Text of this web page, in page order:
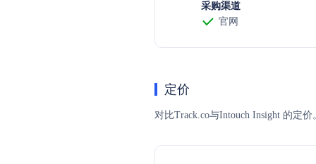
采购渠道
官网
定价
对比Track.co与Intouch Insight 的定